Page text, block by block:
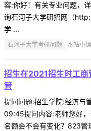
容:你好！有关专业问题，
询石河子大学研招网（
学 ...
石河子大学考研问题 本站小
招生在2021招生时工
管
提问问题:招生学院:经济
09:45提问内容:老师您好
名额会不会有变化？823管